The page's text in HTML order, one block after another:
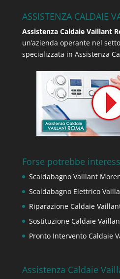
ASSISTENZA CALDAIE
Assistenza Caldaie Vaillant
un’azienda operante nel
specializzata in Assistenza
Forse potrebbe
Scaldabagno Vaillant
Scaldabagno Elettrico
Riparazione Caldaie
Sostituzione Caldaie
Pronto Intervento Caldaie
Assistenza Caldaie